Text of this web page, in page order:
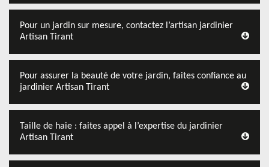
Pour un jardin sur mesure, contactez l’artisan jardinier
Artisan Tirant
Pour assurer la beauté de votre jardin, faites confiance au
jardinier Artisan Tirant
Taille de haie : faites appel à l’expertise du jardinier
Artisan Tirant